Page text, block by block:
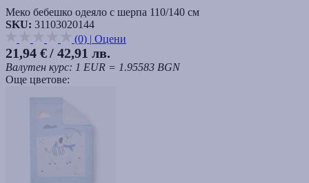
Меко бебешко одеяло с шерпа 110/140 см
SKU: 31103020144
(0) | Оцени
21,94 €/ 42,91 лв.
Валутен курс: 1 EUR = 1.95583 BGN
Още цветове: